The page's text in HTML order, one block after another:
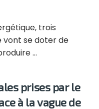
trois
vont se doter de
...
prises par le
à la vague de